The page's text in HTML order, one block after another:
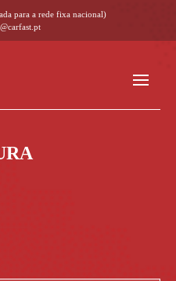
para a rede fixa nacional)